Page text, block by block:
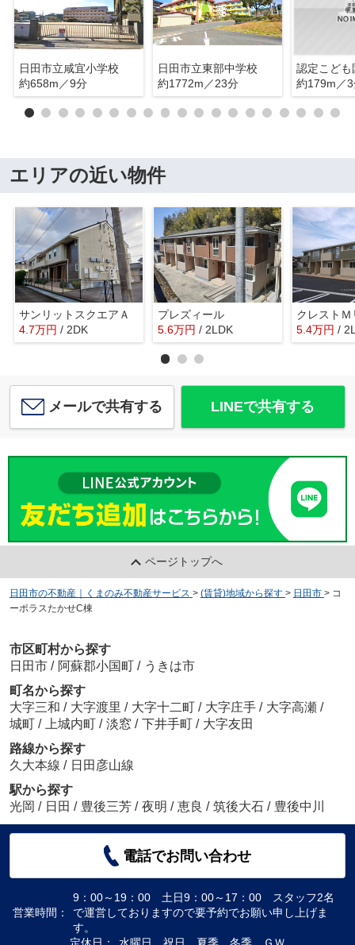
日田市立咸宜小学校
約658m／9分
日田市立東部中学校
約1772m／23分
約179m／
エリアの近い物件
サンリットスクエアＡ
4.7万円 / 2DK
プレズィール
5.6万円 / 2LDK
クレストＭ
5.4万円 /
メールで共有する LINEで共有する
ページトップへ
日田市の不動産｜くまのみ不動産サービス > (賃貸)地域から探す > 日田市 > コ
ーポラスたかせC棟
市区町村から探す
日田市 / 阿蘇郡小国町 / うきは市
町名から探す
大字三和 / 大字渡里 / 大字十二町 / 大字庄手 / 大字高瀬 /
城町 / 上城内町 / 淡窓 / 下井手町 / 大字友田
路線から探す
久大本線 / 日田彦山線
駅から探す
光岡 / 日田 / 豊後三芳 / 夜明 / 恵良 / 筑後大石 / 豊後中川
電話でお問い合わせ
営業時間：
9：00～19：00 土日9：00～17：00 スタッフ2名
で運営しておりますので要予約でお願い申し上げま
す。